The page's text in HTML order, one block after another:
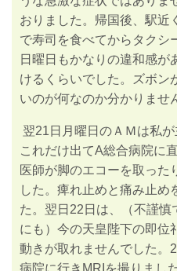
おりました。帰国後、駅近
で寿司を食べてからタクシ
日曜日もかなりの違和感が
けるくらいでした。ズボン
いのが何なのか分かりませ
翌21 日月曜日のＡＭは私
これだけ出てA総合病院に
医師が脚のエコーを取った
した。痺れ止めと痛み止め
た。翌日 22 日は、（不謹
にも）今の天皇陛下の即位
動きが取れませんでした。
病院に行き MRI を撮りまし